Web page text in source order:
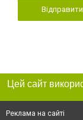
Відправити
Реклама на сайті